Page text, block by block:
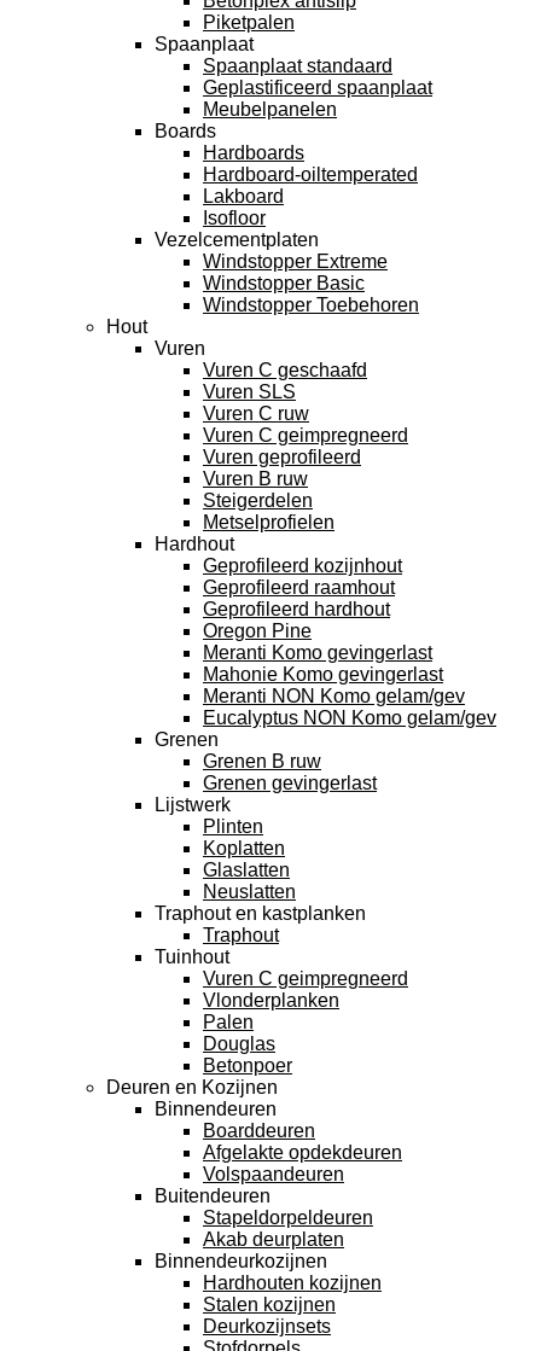
Piketpalen
Spaanplaat
Spaanplaat standaard
Geplastificeerd spaanplaat
Meubelpanelen
Boards
Hardboards
Hardboard-oiltemperated
Lakboard
Isofloor
Vezelcementplaten
Windstopper Extreme
Windstopper Basic
Windstopper Toebehoren
Hout
Vuren
Vuren C geschaafd
Vuren SLS
Vuren C ruw
Vuren C geimpregneerd
Vuren geprofileerd
Vuren B ruw
Steigerdelen
Metselprofielen
Hardhout
Geprofileerd kozijnhout
Geprofileerd raamhout
Geprofileerd hardhout
Oregon Pine
Meranti Komo gevingerlast
Mahonie Komo gevingerlast
Meranti NON Komo gelam/gev
Eucalyptus NON Komo gelam/gev
Grenen
Grenen B ruw
Grenen gevingerlast
Lijstwerk
Plinten
Koplatten
Glaslatten
Neuslatten
Traphout en kastplanken
Traphout
Tuinhout
Vuren C geimpregneerd
Vlonderplanken
Palen
Douglas
Betonpoer
Deuren en Kozijnen
Binnendeuren
Boarddeuren
Afgelakte opdekdeuren
Volspaandeuren
Buitendeuren
Stapeldorpeldeuren
Akab deurplaten
Binnendeurkozijnen
Hardhouten kozijnen
Stalen kozijnen
Deurkozijnsets